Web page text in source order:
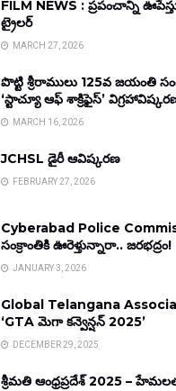
FILM NEWS : ప్రపంచాన్ని
ట్రైలర్
MARCH 27, 2026
పొట్టి శ్రీరాములు 125వ జయంతి
‘స్టాచ్యూ ఆఫ్ శాక్రిఫైస్’
MARCH 16, 2026
JCHSL డైరీ ఆవిష్కరణ
FEBRUARY 27, 2026
Cyberabad Police
సంక్రాంతికి ఊరెళ్తున్నారా.. జరభద్రం!
JANUARY 3, 2026
Global Telangana
‘GTA మెగా కన్వెన్షన్ 2025’
DECEMBER 29, 2025
శ్రీమతి ఆంధ్రప్రదేశ్ 2025 –